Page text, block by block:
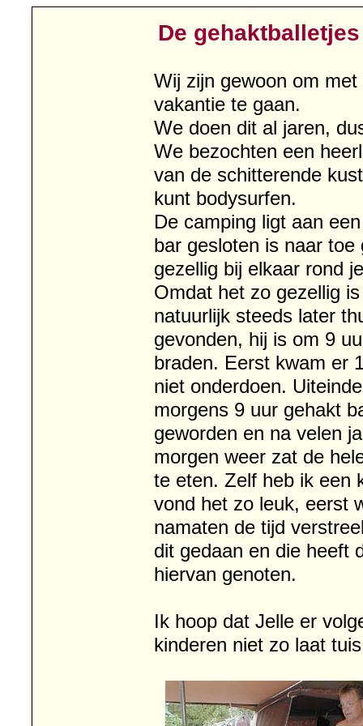
De
Wij zijn gewoon om
vakantie te gaan.
We doen dit al jaren,
We bezochten een
van de schitterende
kunt bodysurfen.
De camping ligt aan
bar gesloten is naar
gezellig bij elkaar rond
Omdat het zo gezellig
natuurlijk steeds later
gevonden, hij is om 9
braden. Eerst kwam er
niet onderdoen.
morgens 9 uur gehakt
geworden en na velen
morgen weer zat de
te eten. Zelf heb ik een
vond het zo leuk, eerst
namaten de tijd
dit gedaan en die heeft
hiervan genoten.
Ik hoop dat Jelle er
kinderen niet zo laat